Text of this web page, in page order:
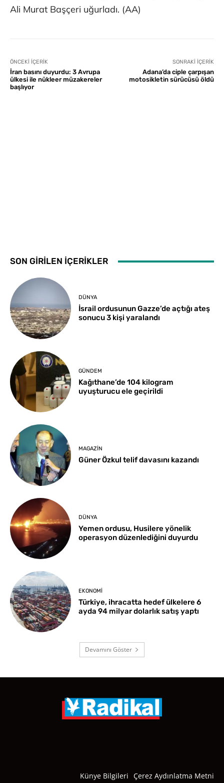
Ali Murat Başçeri uğurladı. (AA)
ÖNCEKI İÇERIK
İran basını duyurdu: 3 Avrupa
ülkesi ile nükleer müzakereler
başlıyor
SONRAKI İÇERIK
Adana’da ciple çarpışan
motosikletin sürücüsü öldü
SON GİRİLEN İÇERİKLER
DÜNYA
İsrail ordusunun Gazze’de açtığı ateş
sonucu 3 kişi yaralandı
GÜNDEM
Kağıthane’de 104 kilogram
uyuşturucu ele geçirildi
MAGAZIN
Güner Özkul telif davasını kazandı
DÜNYA
Yemen ordusu, Husilere yönelik
operasyon düzenlediğini duyurdu
EKONOMI
Türkiye, ihracatta hedef ülkelere 6
ayda 94 milyar dolarlık satış yaptı
Devamını Göster
Künye Bilgileri Çerez Aydınlatma Metni